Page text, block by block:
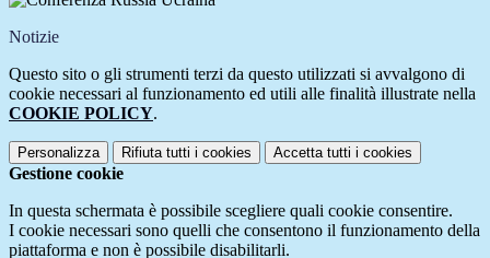
Notizie
Questo sito o gli strumenti terzi da questo utilizzati si avvalgono di
cookie necessari al funzionamento ed utili alle finalità illustrate nella
COOKIE POLICY.
Personalizza Rifiuta tutti i cookies Accetta tutti i cookies
Gestione cookie
In questa schermata è possibile scegliere quali cookie consentire.
I cookie necessari sono quelli che consentono il funzionamento della
piattaforma e non è possibile disabilitarli.